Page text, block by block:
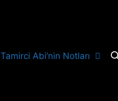
Tamirci Abi’nin Notları